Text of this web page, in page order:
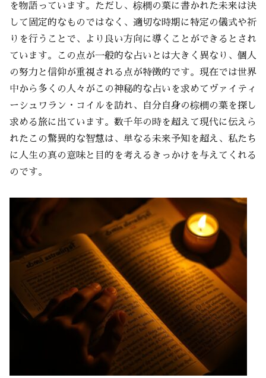
を物語っています。ただし、棕櫚の葉に書かれた未来は決
して固定的なものではなく、適切な時期に特定の儀式や祈
りを行うことで、より良い方向に導くことができるとされ
ています。この点が一般的な占いとは大きく異なり、個人
の努力と信仰が重視される点が特徴的です。現在では世界
中から多くの人々がこの神秘的な占いを求めてヴァイティ
ーシュワラン・コイルを訪れ、自分自身の棕櫚の葉を探し
求める旅に出ています。数千年の時を超えて現代に伝えら
れたこの驚異的な智慧は、単なる未来予知を超え、私たち
に人生の真の意味と目的を考えるきっかけを与えてくれる
のです。